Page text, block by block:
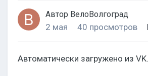
Автор ВелоВолгоград
2 мая 40 просмотров
Автоматически загружено из